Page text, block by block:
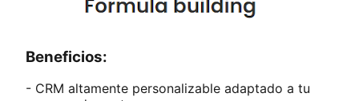
Beneficios:
- CRM altamente personalizable adaptado a tu